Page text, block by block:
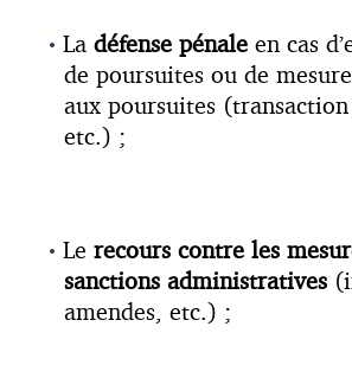
La défense pénale en cas
de poursuites ou de
aux poursuites (transaction
etc.) ;
Le recours contre les
sanctions administratives
amendes, etc.) ;